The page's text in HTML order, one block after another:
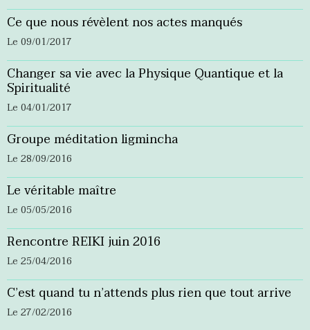
Ce que nous révèlent nos actes manqués
Le 09/01/2017
Changer sa vie avec la Physique Quantique et la
Spiritualité
Le 04/01/2017
Groupe méditation ligmincha
Le 28/09/2016
Le véritable maître
Le 05/05/2016
Rencontre REIKI juin 2016
Le 25/04/2016
C’est quand tu n’attends plus rien que tout arrive
Le 27/02/2016